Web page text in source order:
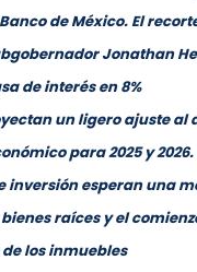
de México. El
Jonathan
de interés en 8%
un ligero ajuste al
para 2025 y 2026.
inversión esperan una
raíces y el
los inmuebles